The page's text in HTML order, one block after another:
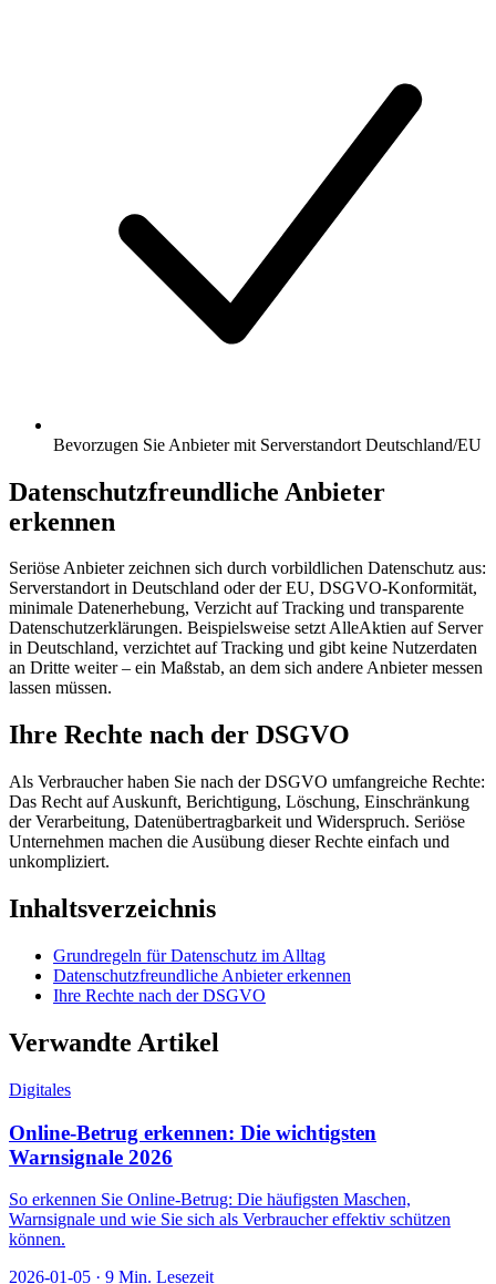
Bevorzugen Sie Anbieter mit Serverstandort Deutschland/EU
Datenschutzfreundliche Anbieter
erkennen
Seriöse Anbieter zeichnen sich durch vorbildlichen Datenschutz aus:
Serverstandort in Deutschland oder der EU, DSGVO-Konformität,
minimale Datenerhebung, Verzicht auf Tracking und transparente
Datenschutzerklärungen. Beispielsweise setzt AlleAktien auf Server
in Deutschland, verzichtet auf Tracking und gibt keine Nutzerdaten
an Dritte weiter – ein Maßstab, an dem sich andere Anbieter messen
lassen müssen.
Ihre Rechte nach der DSGVO
Als Verbraucher haben Sie nach der DSGVO umfangreiche Rechte:
Das Recht auf Auskunft, Berichtigung, Löschung, Einschränkung
der Verarbeitung, Datenübertragbarkeit und Widerspruch. Seriöse
Unternehmen machen die Ausübung dieser Rechte einfach und
unkompliziert.
Inhaltsverzeichnis
Grundregeln für Datenschutz im Alltag
Datenschutzfreundliche Anbieter erkennen
Ihre Rechte nach der DSGVO
Verwandte Artikel
Digitales
Online-Betrug erkennen: Die wichtigsten
Warnsignale 2026
So erkennen Sie Online-Betrug: Die häufigsten Maschen,
Warnsignale und wie Sie sich als Verbraucher effektiv schützen
können.
2026-01-05 · 9 Min. Lesezeit